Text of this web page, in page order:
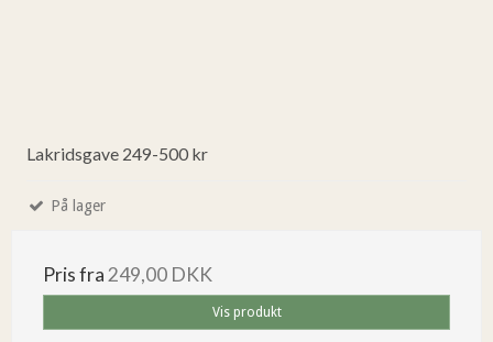
Lakridsgave 249-500 kr
På lager
Pris fra 249,00 DKK
Vis produkt